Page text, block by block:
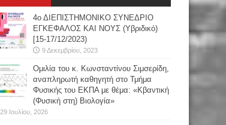
4ο ΔΙΕΠΙΣΤΗΜΟΝΙΚΟ ΣΥΝΕΔΡΙΟ
ΕΓΚΕΦΑΛΟΣ ΚΑΙ ΝΟΥΣ (Υβριδικό)
[15-17/12/2023)
9 Δεκεμβρίου, 2023
Oμιλία του κ. Κωνσταντίνου Σιμσερίδη,
αναπληρωτή καθηγητή στο Τμήμα
Φυσικής του ΕΚΠΑ με θέμα: «Κβαντική
(Φυσική στη) Βιολογία»
29 Ιουλίου, 2026